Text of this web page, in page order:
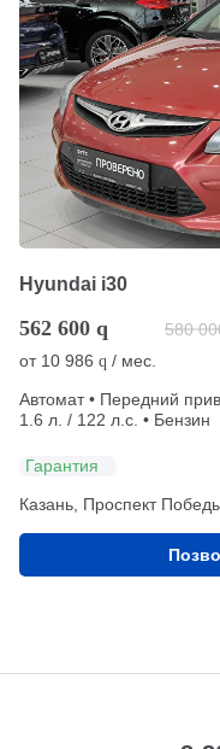
Hyundai i30
562 600 q 580
от 10 986 q / мес.
Автомат • Передний
1.6 л. / 122 л.с. • Бензин
Гарантия
Казань, Проспект